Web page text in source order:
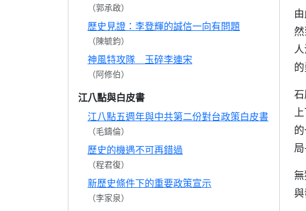
（郭承啟）
歷史見證：李登輝的誠信一向有問題
（陳毓鈞）
神風特攻隊 玉碎李連宋
（阿修伯）
江八點與白皮書
江八點五週年與中共第二份對台政策白皮書
（毛鑄倫）
歷史的機遇不可再錯過
（程君復）
新歷史條件下的重要政策宣示
（李家泉）